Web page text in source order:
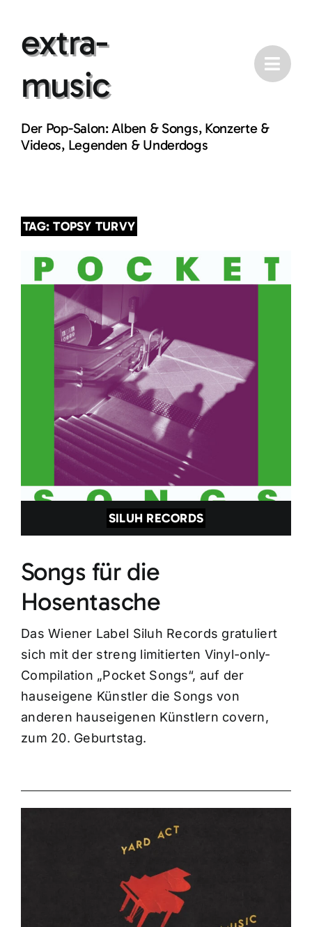
contentextra-
music
Der Pop-Salon: Alben & Songs, Konzerte &
Videos, Legenden & Underdogs
TAG: TOPSY TURVY
SILUH RECORDS
Songs für die
Hosentasche
Das Wiener Label Siluh Records gratuliert
sich mit der streng limitierten Vinyl-only-
Compilation „Pocket Songs“, auf der
hauseigene Künstler die Songs von
anderen hauseigenen Künstlern covern,
zum 20. Geburtstag.